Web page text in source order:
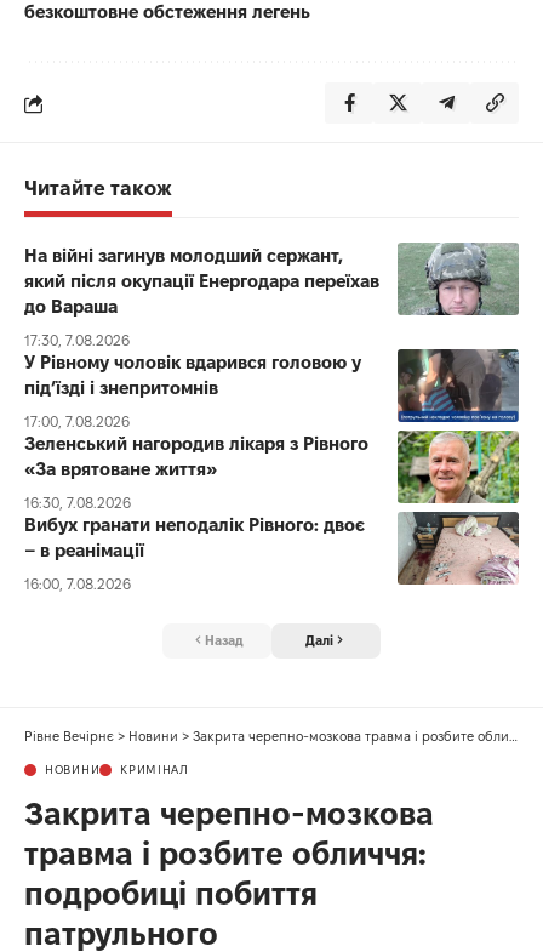
безкоштовне обстеження легень
Читайте також
На війні загинув молодший сержант,
який після окупації Енергодара переїхав
до Вараша
17:30, 7.08.2026
У Рівному чоловік вдарився головою у
під’їзді і знепритомнів
17:00, 7.08.2026
Зеленський нагородив лікаря з Рівного
«За врятоване життя»
16:30, 7.08.2026
Вибух гранати неподалік Рівного: двоє
– в реанімації
16:00, 7.08.2026
Назад Далі
Рівне Вечірнє > Новини > Закрита черепно-мозкова травма і розбите обличчя: подробиці побиття патрульного
НОВИНИ КРИМІНАЛ
Закрита черепно-мозкова
травма і розбите обличчя:
подробиці побиття
патрульного